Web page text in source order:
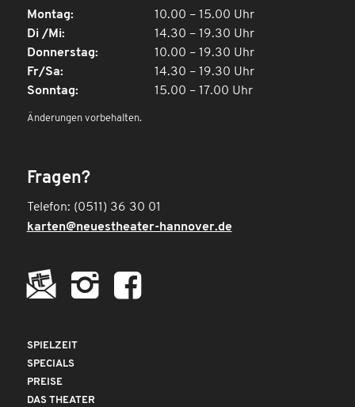
Montag:
10.00 – 15.00 Uhr
Di /Mi:
14.30 – 19.30 Uhr
Donnerstag:
10.00 – 19.30 Uhr
Fr/Sa:
14.30 – 19.30 Uhr
Sonntag:
15.00 – 17.00 Uhr
Änderungen vorbehalten.
Fragen?
Telefon: (0511) 36 30 01
karten@neuestheater-hannover.de
SPIELZEIT
SPECIALS
PREISE
DAS THEATER